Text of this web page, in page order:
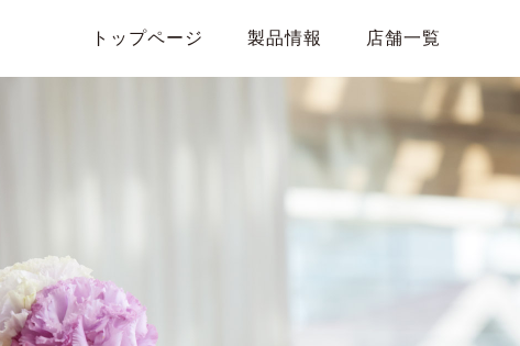
トップページ 製品情報 店舗一覧